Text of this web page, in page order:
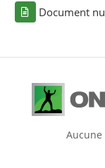
Document